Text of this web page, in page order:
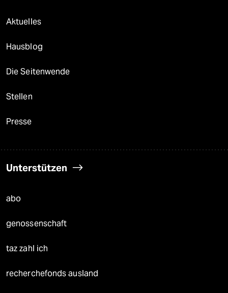
Aktuelles
Hausblog
Die Seitenwende
Stellen
Presse
Unterstützen
abo
genossenschaft
taz zahl ich
recherchefonds ausland